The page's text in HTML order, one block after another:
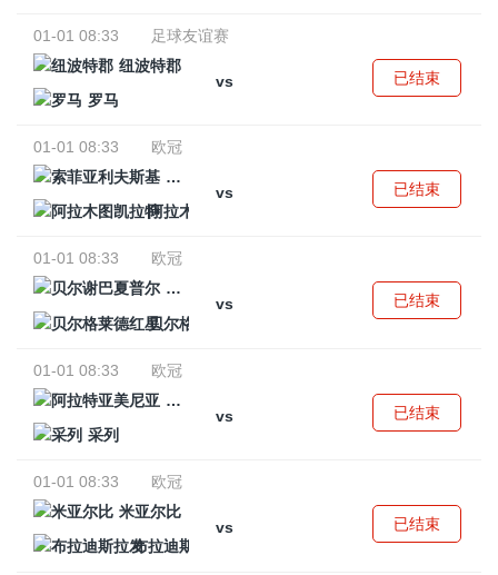
01-01 08:33
足球友谊赛
纽波特郡
vs
罗马
已结束
01-01 08:33
欧冠
索菲亚利夫斯基
vs
阿拉木图凯拉特
已结束
01-01 08:33
欧冠
贝尔谢巴夏普尔
vs
贝尔格莱德红星
已结束
01-01 08:33
欧冠
阿拉特亚美尼亚
vs
采列
已结束
01-01 08:33
欧冠
米亚尔比
vs
布拉迪斯拉发
已结束